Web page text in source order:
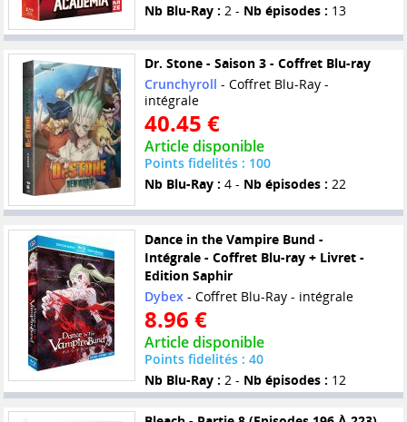
Nb Blu-Ray : 2 - Nb épisodes : 13
Dr. Stone - Saison 3 - Coffret Blu-ray
Crunchyroll - Coffret Blu-Ray -
intégrale
40.45 €
Article disponible
Points fidelités : 100
Nb Blu-Ray : 4 - Nb épisodes : 22
Dance in the Vampire Bund -
Intégrale - Coffret Blu-ray + Livret -
Edition Saphir
Dybex - Coffret Blu-Ray - intégrale
8.96 €
Article disponible
Points fidelités : 40
Nb Blu-Ray : 2 - Nb épisodes : 12